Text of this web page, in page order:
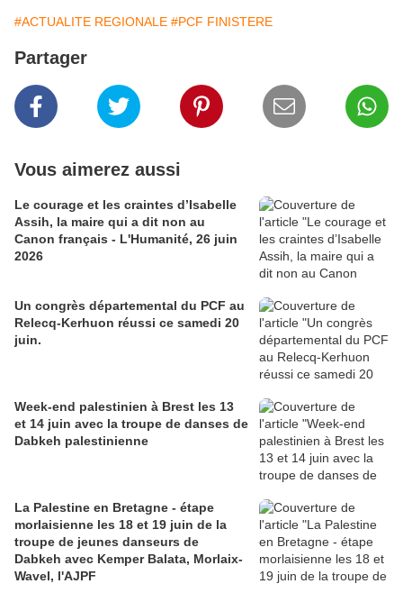
#ACTUALITE REGIONALE #PCF FINISTERE
Partager
Vous aimerez aussi
Le courage et les craintes d’Isabelle
Assih, la maire qui a dit non au
Canon français - L'Humanité, 26 juin
2026
Un congrès départemental du PCF au
Relecq-Kerhuon réussi ce samedi 20
juin.
Week-end palestinien à Brest les 13
et 14 juin avec la troupe de danses de
Dabkeh palestinienne
La Palestine en Bretagne - étape
morlaisienne les 18 et 19 juin de la
troupe de jeunes danseurs de
Dabkeh avec Kemper Balata, Morlaix-
Wavel, l'AJPF